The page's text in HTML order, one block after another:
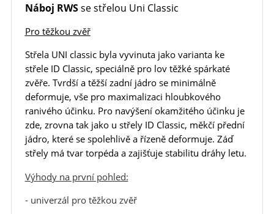
Náboj RWSse střelou Uni Classic
Pro těžkou zvěř
Střela UNI classic byla vyvinuta jako varianta ke
střele ID Classic, speciálně pro lov těžké spárkaté
zvěře. Tvrdší a těžší zadní jádro se minimálně
deformuje, vše pro maximalizaci hloubkového
ranivého účinku. Pro navýšení okamžitého účinku je
zde, zrovna tak jako u střely ID Classic, měkčí přední
jádro, které se spolehlivě a řízeně deformuje. Záď
střely má tvar torpéda a zajišťuje stabilitu dráhy letu.
Výhody na první pohled:
- univerzál pro těžkou zvěř